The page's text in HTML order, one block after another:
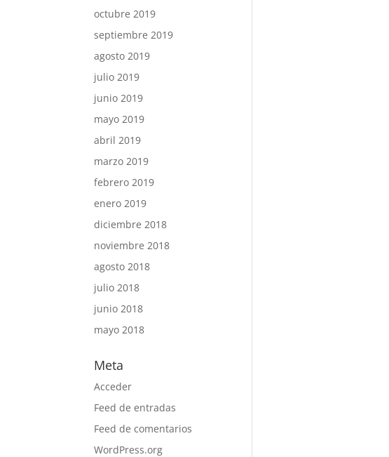
octubre 2019
septiembre 2019
agosto 2019
julio 2019
junio 2019
mayo 2019
abril 2019
marzo 2019
febrero 2019
enero 2019
diciembre 2018
noviembre 2018
agosto 2018
julio 2018
junio 2018
mayo 2018
Meta
Acceder
Feed de entradas
Feed de comentarios
WordPress.org